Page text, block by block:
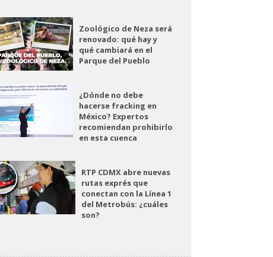
Zoológico de Neza será
renovado: qué hay y
qué cambiará en el
Parque del Pueblo
¿Dónde no debe
hacerse fracking en
México? Expertos
recomiendan prohibirlo
en esta cuenca
RTP CDMX abre nuevas
rutas exprés que
conectan con la Línea 1
del Metrobús: ¿cuáles
son?